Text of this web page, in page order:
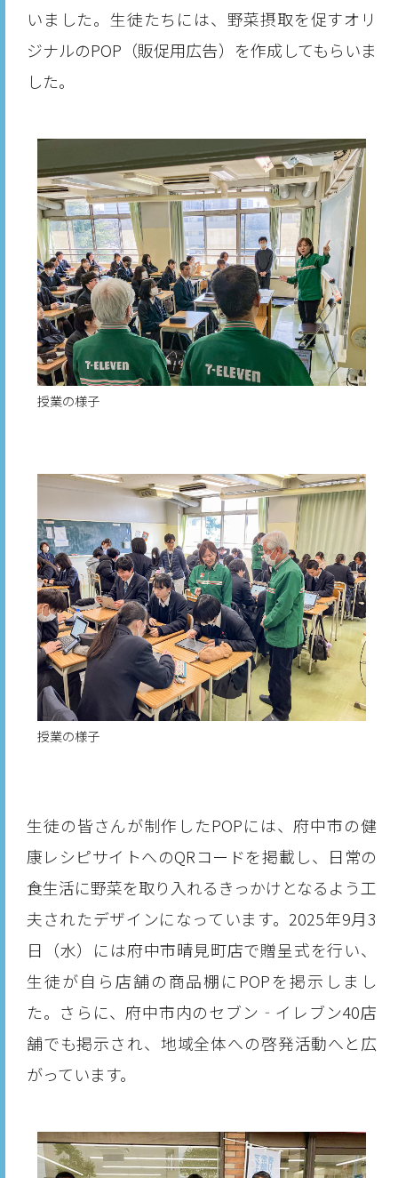
いました。生徒たちには、野菜摂取を促すオリ
ジナルのPOP（販促用広告）を作成してもらいま
した。
授業の様子
授業の様子
生徒の皆さんが制作したPOPには、府中市の健
康レシピサイトへのQRコードを掲載し、日常の
食生活に野菜を取り入れるきっかけとなるよう工
夫されたデザインになっています。2025年9月3
日（水）には府中市晴見町店で贈呈式を行い、
生徒が自ら店舗の商品棚にPOPを掲示しまし
た。さらに、府中市内のセブン‐イレブン40店
舗でも掲示され、地域全体への啓発活動へと広
がっています。